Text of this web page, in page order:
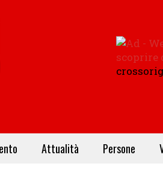
Attualità Persone